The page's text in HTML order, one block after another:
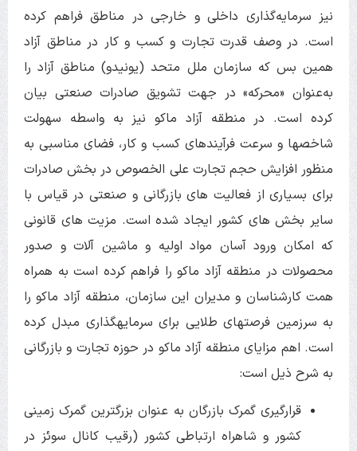
نیز سرمایه‌گذاری داخلی و خارجی در مناطق فراهم کرده
است. در وصف قدرت تجارت و کسب و کار در مناطق آزاد
همین بس که سازمان ملل متحد (یونیدو) مناطق آزاد را
به‌عنوان «محرکه» در جهت تشویق صادرات صنعتی بیان
کرده است. در منطقه آزاد ماکو نیز به واسطه سهولت
شاخص­ها و سرعت فرآیندهای کسب و کار، فضای مناسبی به
منظور افزایش حجم تجارت علی الخصوص در بخش صادرات
برای بسیاری از فعالیت های بازرگانی و صنعتی در قیاس با
سایر بخش های کشور ایجاد شده است. مزیت های قانونی
که امکان ورود آسان مواد اولیه و ماشین آلات و صدور
محصولات در منطقه آزاد ماکو را فراهم کرده است به همراه
همت کارشناسان و مدیران این سازمان، منطقه آزاد ماکو را
به سرزمین فرصت­های طلایی برای سرمایه­گذاری مبدل کرده
است. اهم مزایای منطقه آزاد ماکو در حوزه تجارت و بازرگانی
به شرح ذیل است:
قرارگیری گمرک بازرگان به عنوان بزرگترین گمرک زمینی
کشور و شاهراه ارتباطی کشور (رقیب کانال سوئز در